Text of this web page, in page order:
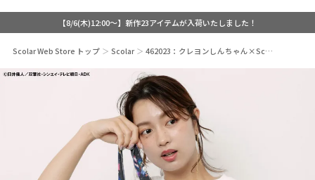
【8/6(木)12:00～】新作23アイテムが入荷いたしました！
Scolar Web Store トップ Scolar 462023：クレヨンしんちゃん×Sc…